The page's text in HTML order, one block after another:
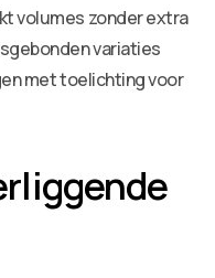
volumes zonder extra
variaties
met toelichting voor